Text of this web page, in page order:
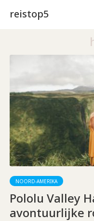
reistop5
NOORD-AMERIKA
Pololu Valley
avontuurlijke